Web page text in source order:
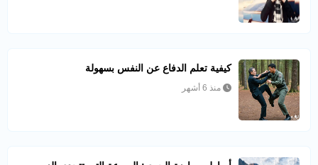
كيفية تعلم الدفاع عن النفس بسهولة
منذ 6 أشهر